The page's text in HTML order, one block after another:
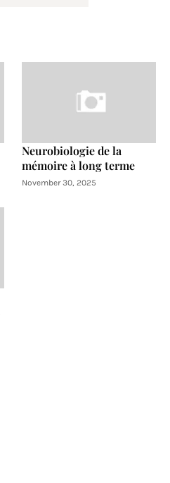
Neurobiologie de la
mémoire à long terme
November 30, 2025